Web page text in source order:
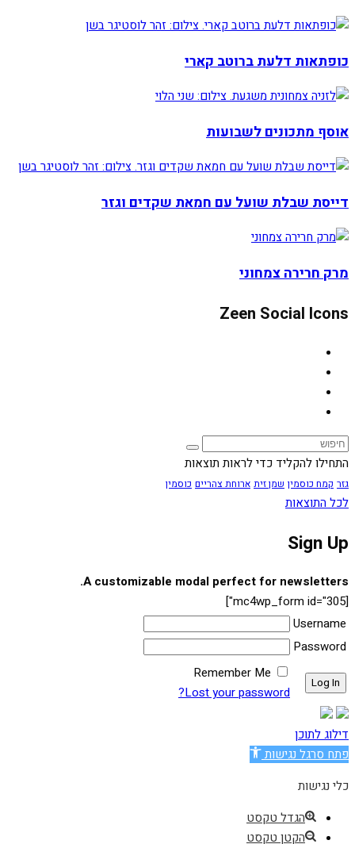
כופתאות דלעת ברוטב קארי
אוסף מתכונים לשבועות
דייסת שבלת שועל עם חמאת שקדים וגזר
מרק חרירה צמחוני
Zeen Social Icons
התחילו להקליד כדי לראות תוצאות
גזר קמח כוסמין שמן זית ארוחת צהריים כוסמין
לכל התוצאות
Sign Up
A customizable modal perfect for newsletters.
[mc4wp_form id="305"]
Username
Password
Remember Me
Lost your password?
דילוג לתוכן
פתח סרגל נגישות
כלי נגישות
הגדל טקסט
הקטן טקסט